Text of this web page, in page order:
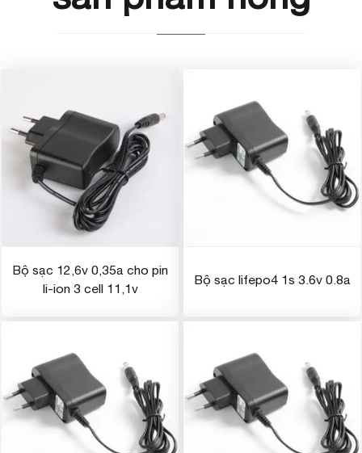
Bộ sạc 12,6v 0,35a cho pin
li-ion 3 cell 11,1v
Bộ sạc lifepo4 1s 3.6v 0.8a